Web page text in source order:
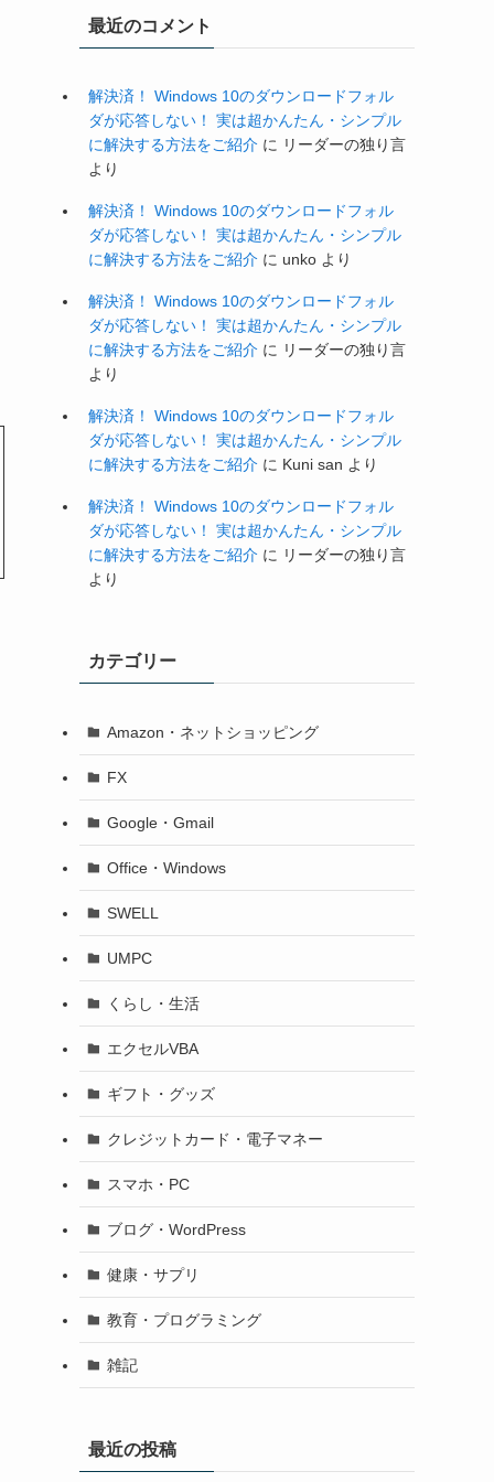
最近のコメント
解決済！ Windows 10のダウンロードフォル
ダが応答しない！ 実は超かんたん・シンプル
に解決する方法をご紹介 に リーダーの独り言
より
解決済！ Windows 10のダウンロードフォル
ダが応答しない！ 実は超かんたん・シンプル
に解決する方法をご紹介 に unko より
解決済！ Windows 10のダウンロードフォル
ダが応答しない！ 実は超かんたん・シンプル
に解決する方法をご紹介 に リーダーの独り言
より
解決済！ Windows 10のダウンロードフォル
ダが応答しない！ 実は超かんたん・シンプル
に解決する方法をご紹介 に Kuni san より
解決済！ Windows 10のダウンロードフォル
ダが応答しない！ 実は超かんたん・シンプル
に解決する方法をご紹介 に リーダーの独り言
より
カテゴリー
Amazon・ネットショッピング
FX
Google・Gmail
Office・Windows
SWELL
UMPC
くらし・生活
エクセルVBA
ギフト・グッズ
クレジットカード・電子マネー
スマホ・PC
ブログ・WordPress
健康・サプリ
教育・プログラミング
雑記
最近の投稿